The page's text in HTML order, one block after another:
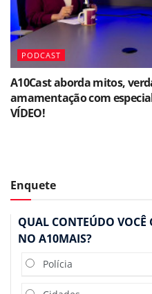
PODCAST
A10Cast aborda mitos,
amamentação com
VÍDEO!
Enquete
QUAL CONTEÚDO
NO A10MAIS?
Polícia